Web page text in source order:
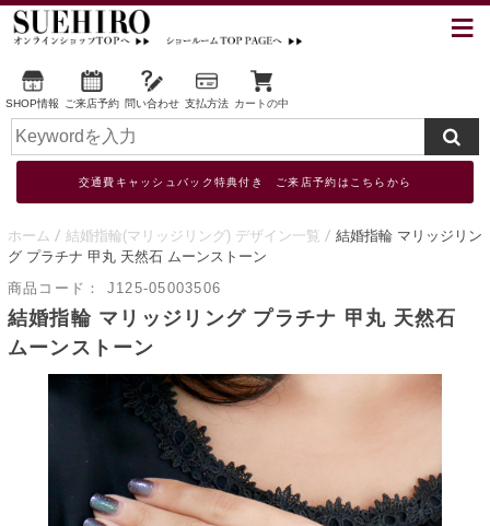
SHOP情報 ご来店予約 問い合わせ 支払方法 カートの中
交通費キャッシュバック特典付き ご来店予約はこちらから
ホーム 結婚指輪(マリッジリング) デザイン一覧
結婚指輪 マリッジリン
グ プラチナ 甲丸 天然石 ムーンストーン
商品コード：
J125-05003506
結婚指輪 マリッジリング プラチナ 甲丸 天然石
ムーンストーン